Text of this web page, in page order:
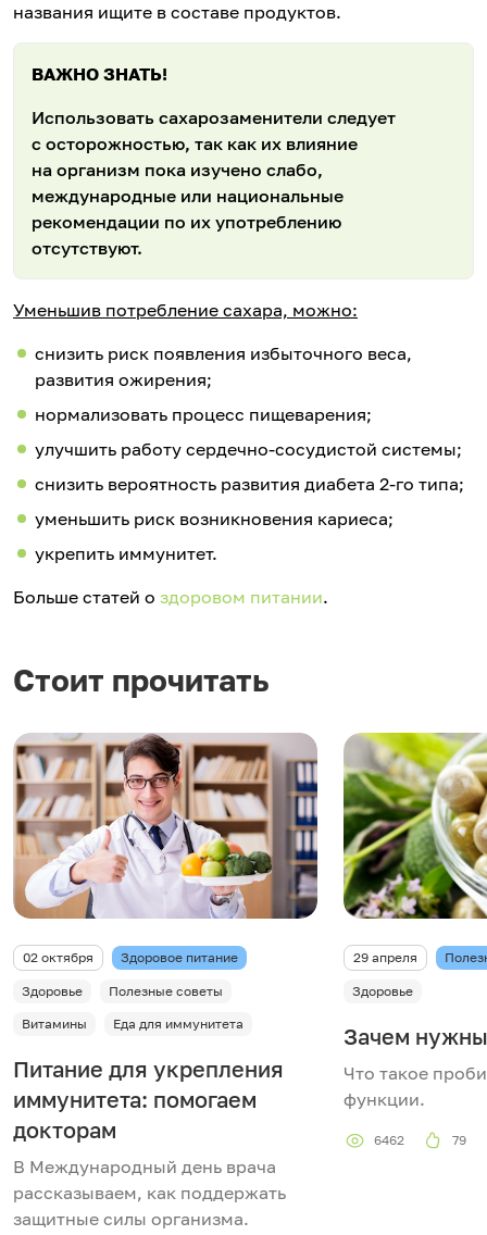
названия ищите в составе продуктов.
ВАЖНО ЗНАТЬ!
Использовать сахарозаменители следует
с осторожностью, так как их влияние
на организм пока изучено слабо,
международные или национальные
рекомендации по их употреблению
отсутствуют.
Уменьшив потребление сахара, можно:
снизить риск появления избыточного веса,
развития ожирения;
нормализовать процесс пищеварения;
улучшить работу сердечно-сосудистой системы;
снизить вероятность развития диабета 2-го типа;
уменьшить риск возникновения кариеса;
укрепить иммунитет.
Больше статей о здоровом питании.
Стоит прочитать
02 октября Здоровое питание
Здоровье
Полезные советы
Витамины
Еда для иммунитета
Питание для укрепления
иммунитета: помогаем
докторам
В Международный день врача
рассказываем, как поддержать
защитные силы организма.
29 апреля
Здоровье
Зачем
Что такое
функции.
6462 79